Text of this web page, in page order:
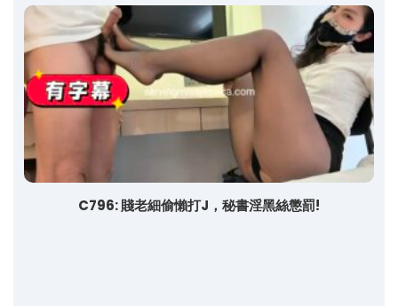
C796: 賤老細偷懶打J，秘書淫黑絲懲罰!